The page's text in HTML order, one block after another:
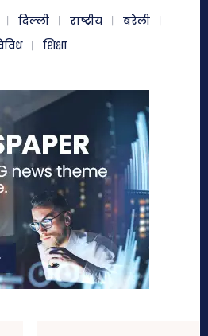
दिल्ली राष्ट्रीय
बरेली
शिक्षा